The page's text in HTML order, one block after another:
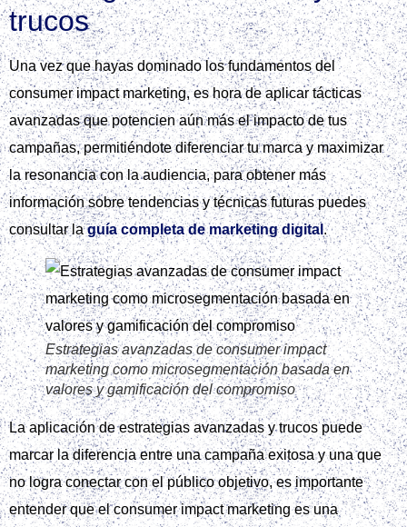
trucos
Una vez que hayas dominado los fundamentos del
consumer impact marketing, es hora de aplicar tácticas
avanzadas que potencien aún más el impacto de tus
campañas, permitiéndote diferenciar tu marca y maximizar
la resonancia con la audiencia, para obtener más
información sobre tendencias y técnicas futuras puedes
consultar laguía completa de marketing digital .
Estrategias avanzadas de consumer impact
marketing como microsegmentación basada en
valores y gamificación del compromiso
La aplicación de estrategias avanzadas y trucos puede
marcar la diferencia entre una campaña exitosa y una que
no logra conectar con el público objetivo, es importante
entender que el consumer impact marketing es una